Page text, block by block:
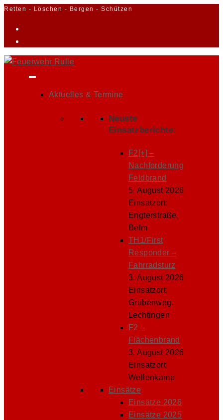
Zum
Retten - Löschen - Bergen - Schützen
Aktuelles & Termine
Neuste
Einsatzberichte:
F2[+] –
Nachforderung
Feldbrand
5. August 2026
Einsatzort:
Engterstraße,
Belm
TH1/First
Responder –
Fahrradsturz
3. August 2026
Einsatzort:
Grubenweg,
Lechtingen
F2 –
Flächenbrand
3. August 2026
Einsatzort:
Wellenkamp
Einsätze
Einsätze 2026
Einsätze 2025